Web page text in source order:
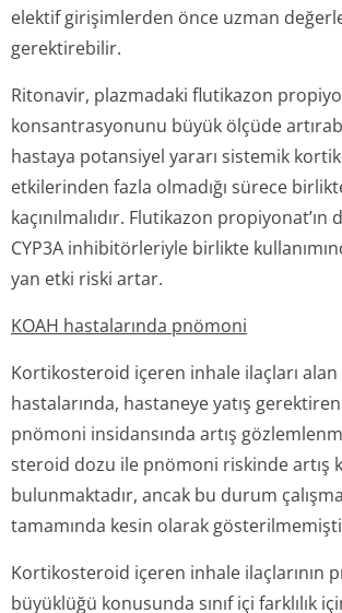
elektif girişimlerden önce uzman
gerektirebilir.
Ritonavir, plazmadaki flutikazon
konsantrasyonunu büyük ölçüde
hastaya potansiyel yararı sistemik
etkilerinden fazla olmadığı sürece
kaçınılmalıdır. Flutikazon propiyonat’ın
CYP3A inhibitörleriyle birlikte
yan etki riski artar.
KOAH hastalarında pnömoni
Kortikosteroid içeren inhale ilaçları alan
hastalarında, hastaneye yatış
pnömoni insidansında artış
steroid dozu ile pnömoni riskinde artış
bulunmaktadır, ancak bu durum
tamamında kesin olarak
Kortikosteroid içeren inhale ilaçlarının
büyüklüğü konusunda sınıf içi farklılık